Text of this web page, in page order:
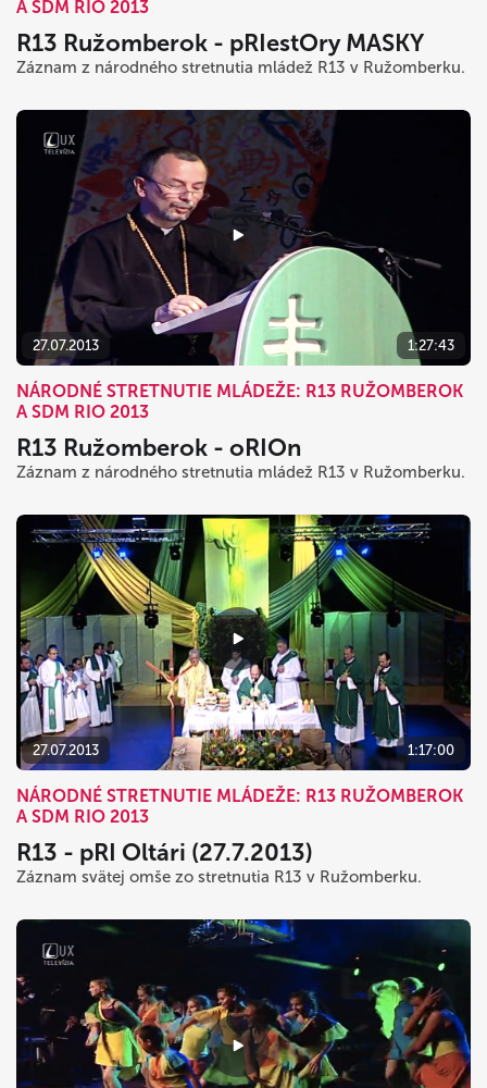
A SDM RIO 2013
R13 Ružomberok - pRIestOry MASKY
Záznam z národného stretnutia mládež R13 v Ružomberku.
27.07.2013 1:27:43
NÁRODNÉ STRETNUTIE MLÁDEŽE: R13 RUŽOMBEROK
A SDM RIO 2013
R13 Ružomberok - oRIOn
Záznam z národného stretnutia mládež R13 v Ružomberku.
27.07.2013 1:17:00
NÁRODNÉ STRETNUTIE MLÁDEŽE: R13 RUŽOMBEROK
A SDM RIO 2013
R13 - pRI Oltári (27.7.2013)
Záznam svätej omše zo stretnutia R13 v Ružomberku.